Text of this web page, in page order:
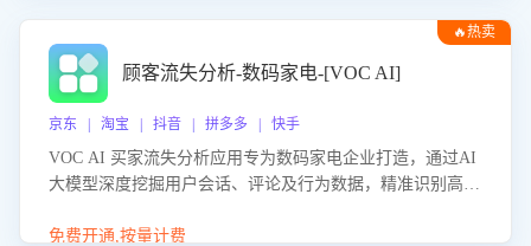
企业优化营销话术、突出产品与服务优势，有效提升咨询转
化率，避免陷入单纯价格竞争，实现精准扬长避短。
🔥热卖
顾客流失分析-数码家电-[VOC AI]
京东 | 淘宝 | 抖音 | 拼多多 | 快手
VOC AI 买家流失分析应用专为数码家电企业打造，通过AI
大模型深度挖掘用户会话、评论及行为数据，精准识别高流
应延迟、竞品价格冲击等。系统自动输出可落地的挽回策
免费开通,按量计费